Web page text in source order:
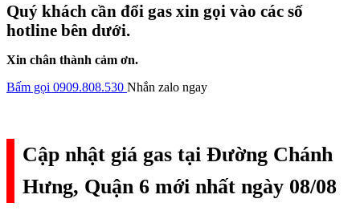
Quý khách cần đổi gas xin gọi vào các số
hotline bên dưới.
Xin chân thành cảm ơn.
Bấm gọi 0909.808.530 Nhắn zalo ngay
Cập nhật giá gas tại Đường Chánh
Hưng, Quận 6 mới nhất ngày 08/08